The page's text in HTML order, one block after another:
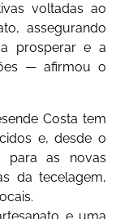
voltadas ao
assegurando
prosperar e a
— afirmou o
Costa tem
e, desde o
para as novas
da tecelagem,